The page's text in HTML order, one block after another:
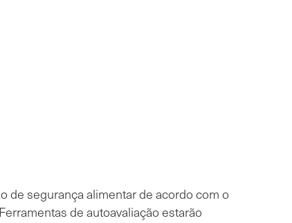
de segurança alimentar de acordo com o
de autoavaliação estarão